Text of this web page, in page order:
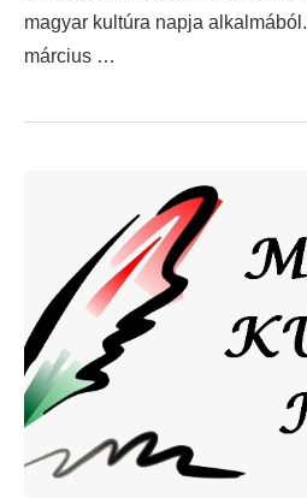
magyar kultúra napja
március …